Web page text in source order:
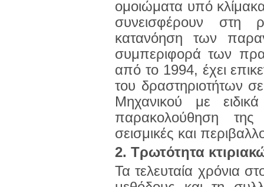
ομοιώματα υπό
συνεισφέρουν στη
κατανόηση των
συμπεριφορά των
από το 1994, έχει
του δραστηριοτήτων
Μηχανικού με
παρακολούθηση
σεισμικές και
2. Τρωτότητα
Τα τελευταία χρόνια